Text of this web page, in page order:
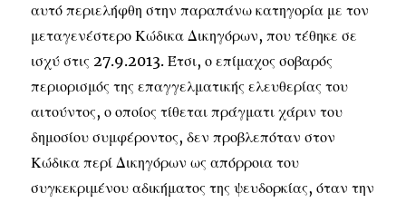
αυτό περιελήφθη στην παραπάνω κατηγορία με τον
μεταγενέστερο Κώδικα Δικηγόρων, που τέθηκε σε
ισχύ στις 27.9.2013. Έτσι, ο επίμαχος σοβαρός
περιορισμός της επαγγελματικής ελευθερίας του
αιτούντος, ο οποίος τίθεται πράγματι χάριν του
δημοσίου συμφέροντος, δεν προβλεπόταν στον
Κώδικα περί Δικηγόρων ως απόρροια του
συγκεκριμένου αδικήματος της ψευδορκίας, όταν την